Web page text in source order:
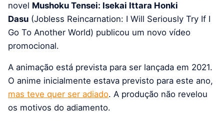
novel Mushoku Tensei: Isekai Ittara Honki
Dasu (Jobless Reincarnation: I Will Seriously Try If I
Go To Another World) publicou um novo vídeo
promocional.
A animação está prevista para ser lançada em 2021.
O anime inicialmente estava previsto para este ano,
mas teve quer ser adiado. A produção não revelou
os motivos do adiamento.